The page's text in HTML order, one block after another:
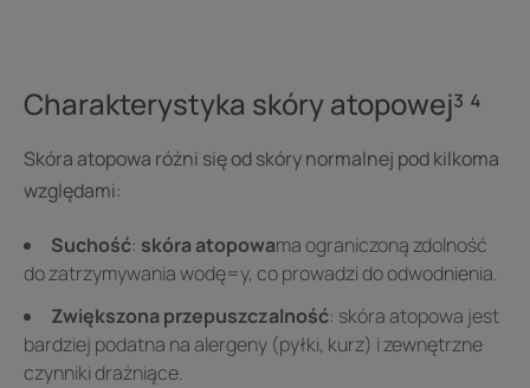
Charakterystyka skóry atopowej³ ⁴
Skóra atopowa różni się od skóry normalnej pod kilkoma
względami:
Suchość: skóra atopowama ograniczoną zdolność
do zatrzymywania wodę=y, co prowadzi do odwodnienia.
Zwiększona przepuszczalność: skóra atopowa jest
bardziej podatna na alergeny (pyłki, kurz) i zewnętrzne
czynniki drażniące.